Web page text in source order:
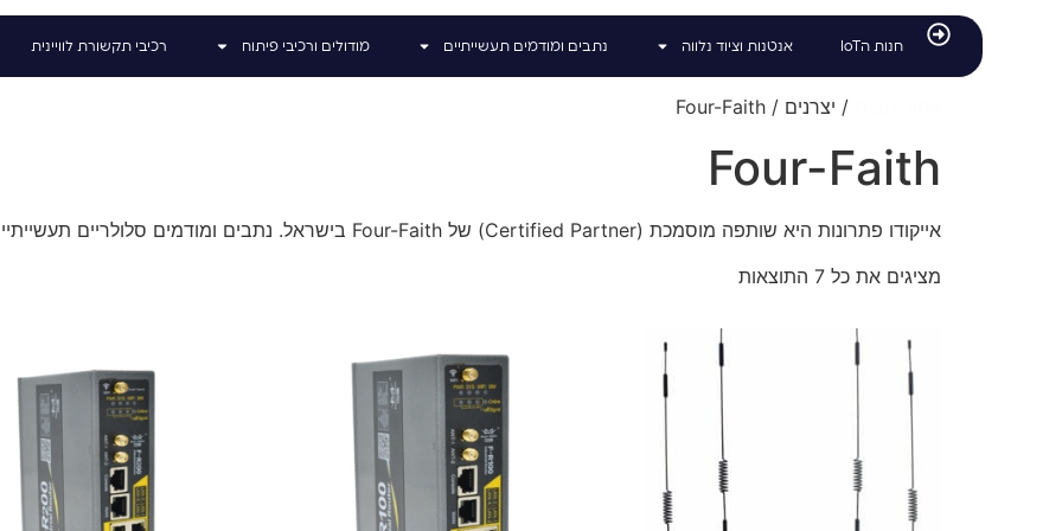
חנות הIoT אנטנות וציוד נלווה נתבים ומודמים תעשייתיים מודולים ורכיבי פיתוח רכיבי תקשורת לוויינית
/ יצרנים / Four-Faith
Four-Faith
אייקודו פתרונות היא שותפה מוסמכת (Certified Partner) של Four-Faith בישראל. נתבים ומודמים סלולריים תעשייתיים, עם אפיון, אספקה ותמיכה הנדסית מקומית.
מציגים את כל ⁦7⁩ התוצאות